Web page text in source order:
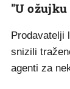
"U
Prodavatelji
snizili
agenti za